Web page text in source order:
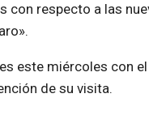
respecto a las
este miércoles con
de su visita.